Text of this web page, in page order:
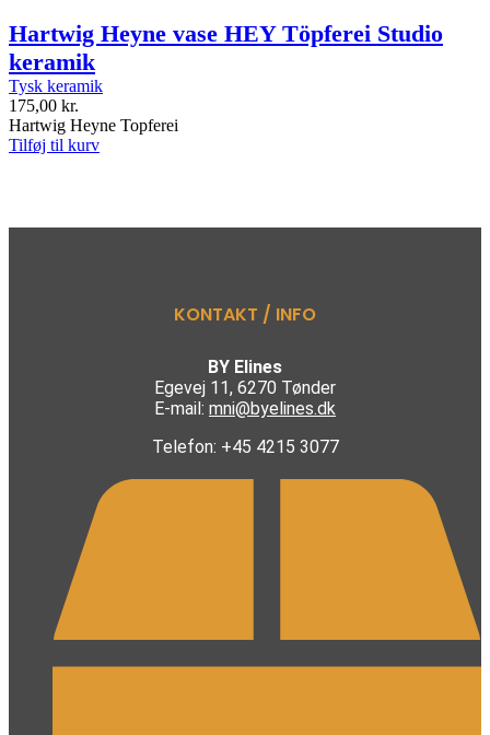
Hartwig Heyne vase HEY Töpferei Studio
keramik
Tysk keramik
175,00 kr.
Hartwig Heyne Topferei
Tilføj til kurv
KONTAKT / INFO
BY Elines
Egevej 11, 6270 Tønder
E-mail: mni@byelines.dk
Telefon: +45 4215 3077